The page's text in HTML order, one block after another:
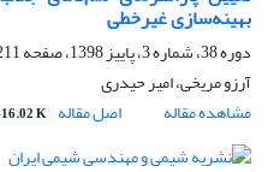
بهینه‌سازی غیرخطی
دوره 38، شماره 3، پاییز 1398، صفحه
218
آرزو مریخی، امیر حیدری
مشاهده مقاله
اصل مقاله K